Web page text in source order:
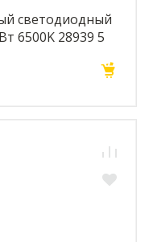
светодиодный
6500K 28939 5